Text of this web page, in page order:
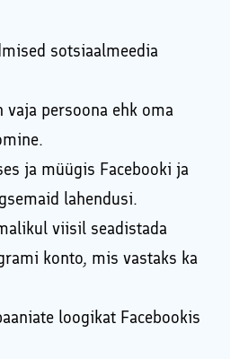
sotsiaalmeedia
vaja persoona ehk oma
ja müügis Facebooki ja
lahendusi.
viisil seadistada
konto, mis vastaks ka
loogikat Facebookis